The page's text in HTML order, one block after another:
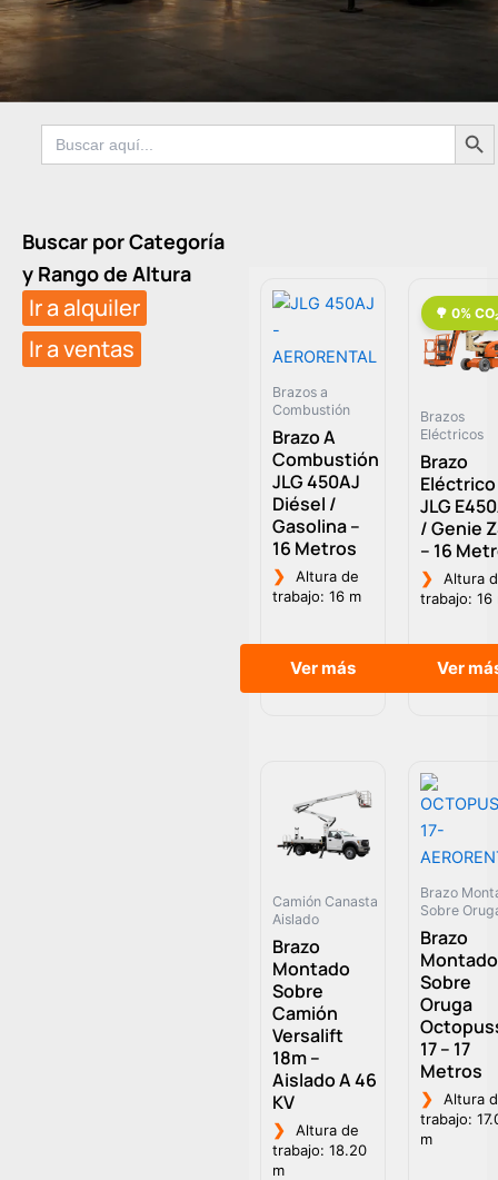
Buscar: Botón de
Buscar por Categoría
y Rango de Altura
Ir a alquiler
Ir a ventas
Brazos a
Combustión
Brazo A
Combustión
JLG 450AJ
Diésel /
Gasolina –
16 Metros
❯
Altura de
trabajo: 16 m
Ver más
Brazos
Eléctricos
Brazo
Eléctrico
JLG
/ Genie
– 16
❯
Altura
trabajo: 16
Ver
Camión Canasta
Aislado
Brazo
Montado
Sobre
Camión
Versalift
18m –
Aislado A 46
KV
❯
Altura de
trabajo: 18.20
m
Brazo
Sobre
Brazo
Montado
Sobre
Oruga
17 – 17
Metros
❯
Altura
trabajo:
m